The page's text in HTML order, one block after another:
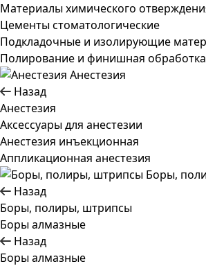
Материалы химического
Цементы стоматологические
Подкладочные и изолирующие
Полирование и финишная обработка
Анестезия
Назад
Анестезия
Аксессуары для анестезии
Анестезия инъекционная
Аппликационная анестезия
Боры,
Назад
Боры, полиры, штрипсы
Боры алмазные
Назад
Боры алмазные